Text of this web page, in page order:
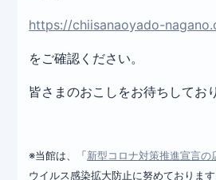
https://chiisanaoyado-
をご確認ください。
皆さまのおこしをお待ちしてお
※当館は、「新型コロナ対策推進宣言の
ウイルス感染拡大防止に努めております